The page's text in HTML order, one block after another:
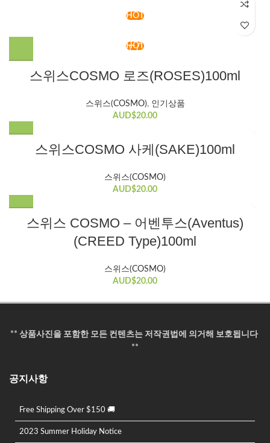
HOT
HOT
스위스COSMO 로즈(ROSES)100ml
스위스(COSMO), 인기상품
AUD$20.00
스위스COSMO 사케(SAKE)100ml
스위스(COSMO)
AUD$20.00
스위스 COSMO – 어벤투스(Aventus)
(CREED Type)100ml
스위스(COSMO)
AUD$20.00
** 상품사진을 포함한 모든 컨텐츠는 저작권법에 의거해 보호됩니다
**
공지사항
Free Shipping Over $150 🚚
2023 Summer Holiday Notice